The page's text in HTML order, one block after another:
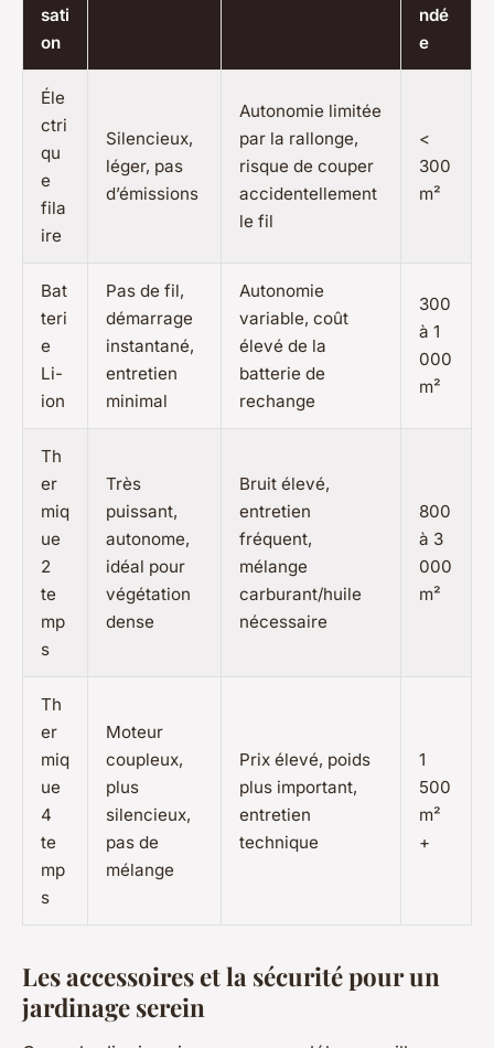
sati
on
ndé
e
Éle
ctri
qu
e
fila
ire
Silencieux,
léger, pas
d’émissions
Autonomie limitée
par la rallonge,
risque de couper
accidentellement
le fil
<
300
m²
Bat
teri
e
Li-
ion
Pas de fil,
démarrage
instantané,
entretien
minimal
Autonomie
variable, coût
élevé de la
batterie de
rechange
300
à 1
000
m²
Th
er
miq
ue
2
te
mp
s
Très
puissant,
autonome,
idéal pour
végétation
dense
Bruit élevé,
entretien
fréquent,
mélange
carburant/huile
nécessaire
800
à 3
000
m²
Th
er
miq
ue
4
te
mp
s
Moteur
coupleux,
plus
silencieux,
pas de
mélange
Prix élevé, poids
plus important,
entretien
technique
1
500
m²
+
Les accessoires et la sécurité pour un
jardinage serein